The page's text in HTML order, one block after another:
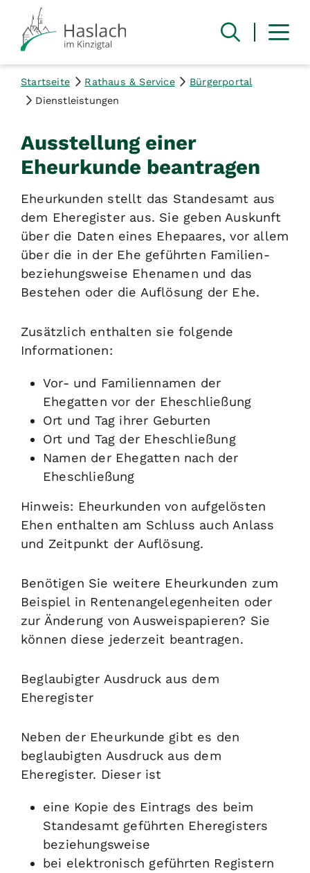
Startseite Rathaus & Service
Bürgerportal
Dienstleistungen
Ausstellung einer
Eheurkunde beantragen
Eheurkunden stellt das Standesamt aus
dem Eheregister aus. Sie geben Auskunft
über die Daten eines Ehepaares, vor allem
über die in der Ehe geführten Familien-
beziehungsweise Ehenamen und das
Bestehen oder die Auflösung der Ehe.
Zusätzlich enthalten sie folgende
Informationen:
Vor- und Familiennamen der
Ehegatten vor der Eheschließung
Ort und Tag ihrer Geburten
Ort und Tag der Eheschließung
Namen der Ehegatten nach der
Eheschließung
Hinweis: Eheurkunden von aufgelösten
Ehen enthalten am Schluss auch Anlass
und Zeitpunkt der Auflösung.
Benötigen Sie weitere Eheurkunden zum
Beispiel in Rentenangelegenheiten oder
zur Änderung von Ausweispapieren? Sie
können diese jederzeit beantragen.
Beglaubigter Ausdruck aus dem
Eheregister
Neben der Eheurkunde gibt es den
beglaubigten Ausdruck aus dem
Eheregister. Dieser ist
eine Kopie des Eintrags des beim
Standesamt geführten Eheregisters
beziehungsweise
bei elektronisch geführten Registern